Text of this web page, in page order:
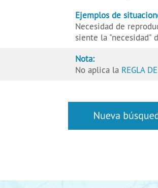
Ejemplos de
Necesidad de
siente la "necesidad"
Nota:
No aplica la REGLA